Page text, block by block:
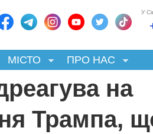
У
МІСТО ПРО НАС
на
Трампа,